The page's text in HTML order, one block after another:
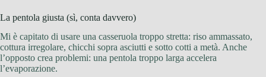
La pentola giusta (sì, conta davvero)
Mi è capitato di usare una casseruola troppo stretta: riso ammassato,
cottura irregolare, chicchi sopra asciutti e sotto cotti a metà. Anche
l’opposto crea problemi: una pentola troppo larga accelera
l’evaporazione.